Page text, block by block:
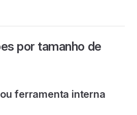
por tamanho de
ferramenta interna